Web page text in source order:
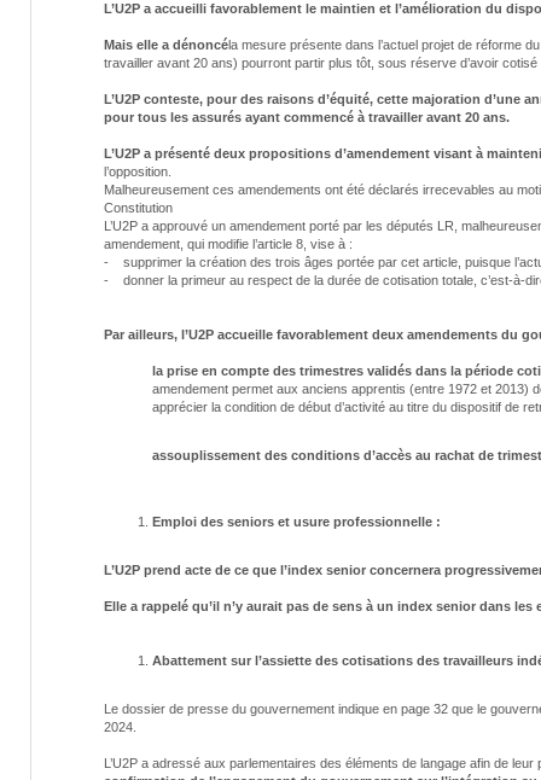
L’U2P a accueilli favorablement le maintien et l’amélioration du
Mais elle a dénoncéla mesure présente dans l’actuel projet de réforme
travailler avant 20 ans) pourront partir plus tôt, sous réserve d’avoir
L’U2P conteste, pour des raisons d’équité, cette majoration d’une
pour tous les assurés ayant commencé à travailler avant 20 ans.
L’U2P a présenté deux propositions d’amendement visant à
l’opposition.
Malheureusement ces amendements ont été déclarés irrecevables au
Constitution
L’U2P a approuvé un amendement porté par les députés LR,
amendement, qui modifie l’article 8, vise à :
- supprimer la création des trois âges portée par cet article, puisque
- donner la primeur au respect de la durée de cotisation totale, c’est-à-
Par ailleurs, l’U2P accueille favorablement deux amendements du
la prise en compte des trimestres validés dans la période
amendement permet aux anciens apprentis (entre 1972 et
apprécier la condition de début d’activité au titre du dispositif de
assouplissement des conditions d’accès au rachat de
Emploi des seniors et usure professionnelle :
L’U2P prend acte de ce que l’index senior concernera
Elle a rappelé qu’il n’y aurait pas de sens à un index senior dans
Abattement sur l’assiette des cotisations des travailleurs
Le dossier de presse du gouvernement indique en page 32 que le
2024.
L’U2P a adressé aux parlementaires des éléments de langage afin de